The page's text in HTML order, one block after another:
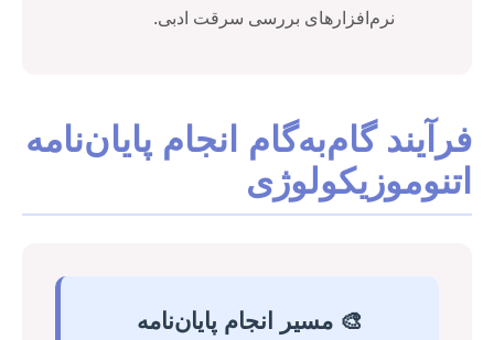
نرم‌افزارهای بررسی سرقت ادبی.
فرآیند گام‌به‌گام انجام پایان‌نامه
اتنوموزیکولوژی
🎨 مسیر انجام پایان‌نامه